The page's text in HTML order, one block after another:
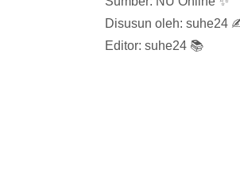
Disusun oleh: suhe24
Editor: suhe24 📚